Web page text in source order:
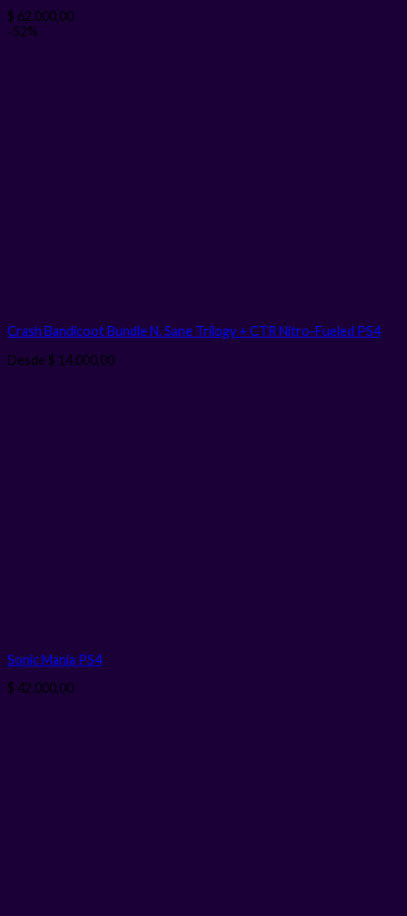
$ 62.000,00
-52%
Crash Bandicoot Bundle N. Sane Trilogy + CTR Nitro-Fueled PS4
Desde $ 14.000,00
Sonic Mania PS4
$ 42.000,00